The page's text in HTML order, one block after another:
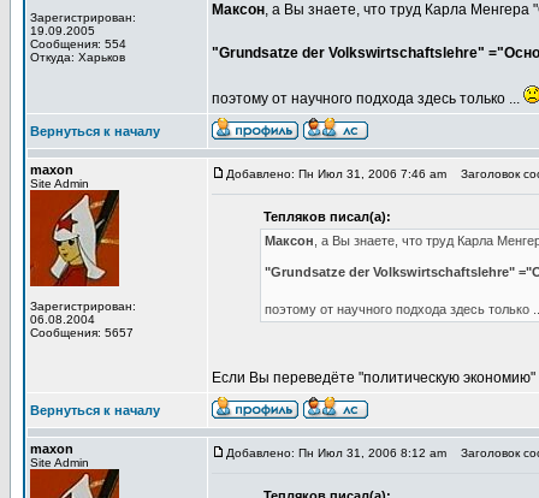
Зарегистрирован:
19.09.2005
Сообщения: 554
Откуда: Харьков
Максон, а Вы знаете, что труд Карла Менгера
"Grundsatze der Volkswirtschaftslehre"
поэтому от научного подхода здесь только ...
Вернуться к началу
maxon
Site Admin
Зарегистрирован:
06.08.2004
Сообщения: 5657
Добавлено: Пн Июл 31, 2006 7:46 am Заголовок
Тепляков писал(а):
Максон , а Вы знаете, что труд Карла
"Grundsatze der Volkswirtschaftslehre"
поэтому от научного подхода здесь только
Если Вы переведёте "политическую экономию"
Вернуться к началу
maxon
Site Admin
Добавлено: Пн Июл 31, 2006 8:12 am Заголовок